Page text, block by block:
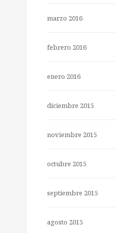
marzo 2016
febrero 2016
enero 2016
diciembre 2015
noviembre 2015
octubre 2015
septiembre 2015
agosto 2015